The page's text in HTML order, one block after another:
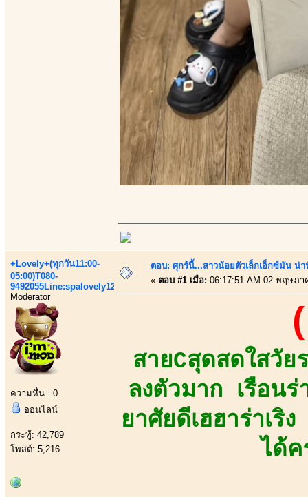
+Lovely+(ทุกวัน11:00-
05:00)T080-
9492055Line:spalovely123
Moderator
ความหื่น : 0
ออนไลน์
กระทู้: 42,789
โพสต์: 5,216
ตอบ: ศุกร์นี้...สาวน้อยตัวเล็กเอ็กซ์มัน น่
« ตอบ #1 เมื่อ: 06:17:51 AM 02 พฤษภา
สายCสุดสดใสวัย
ลงตัวมาก เรือน
ยาศัยดีเฮฮาร่าเริ
ได้ค